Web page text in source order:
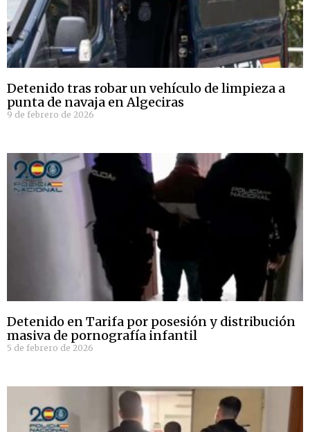
Detenido tras robar un vehículo de limpieza a
punta de navaja en Algeciras
9 de febrero de 2026
Detenido en Tarifa por posesión y distribución
masiva de pornografía infantil
5 de febrero de 2026